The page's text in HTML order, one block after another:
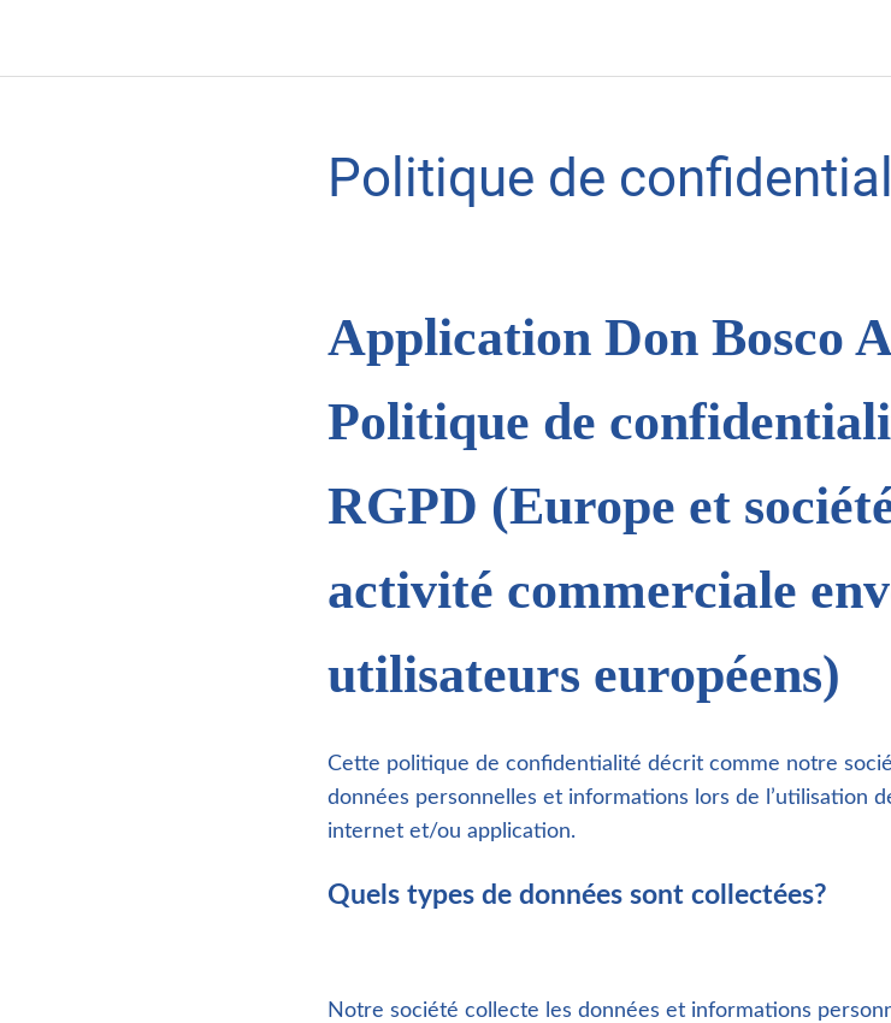
Politique de
Application Don Bosco
Politique de
RGPD (Europe et
activité commerciale
utilisateurs européens)
Cette politique de confidentialité décrit comme notre
données personnelles et informations lors de l’utilisation
internet et/ou application.
Quels types de données sont collectées?
Notre société collecte les données et informations